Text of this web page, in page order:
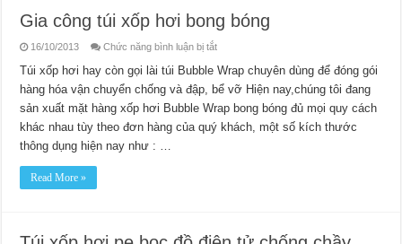
Gia công túi xốp hơi bong bóng
16/10/2013 Chức năng bình luận bị tắtở
công
túi
xốp
bong
bóng
Túi xốp hơi hay còn gọi lài túi Bubble Wrap chuyên dùng để đóng gói
hàng hóa vận chuyển chống và đập, bể vỡ Hiện nay,chúng tôi đang
sản xuất mặt hàng xốp hơi Bubble Wrap bong bóng đủ mọi quy cách
khác nhau tùy theo đơn hàng của quý khách, một số kích thước
thông dụng hiện nay như : …
Read More »